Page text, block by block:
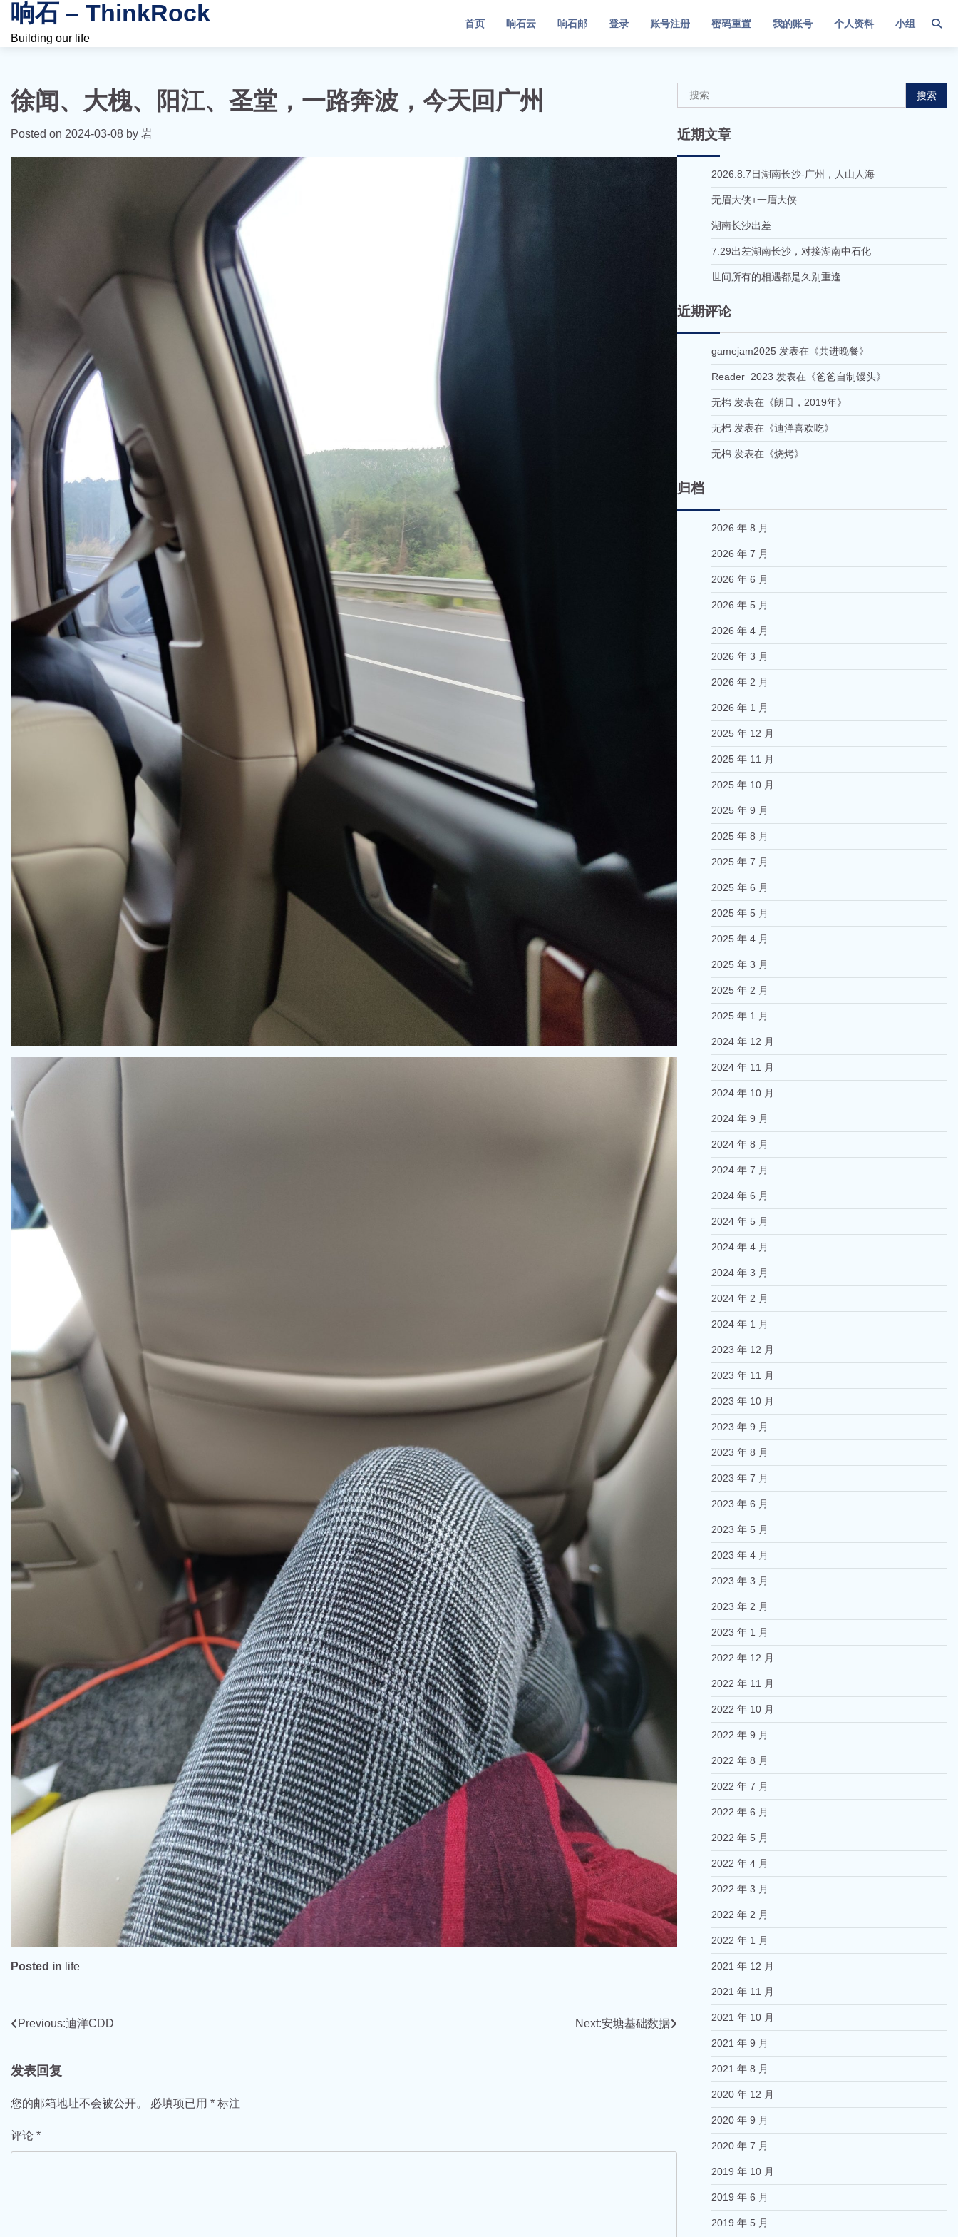
Skip
content
响石 – ThinkRock
Building our life
首页 响石云 响石邮 登录 账号注册 密码重置 我的账号 个人资料 小组
徐闻、大槐、阳江、圣堂，一路奔波，今天回广州
Posted on 2024-03-08 by 岩
Posted in life
文
导
航
Previous:迪洋CDD Next:安塘基础数据
发表回复
您的邮箱地址不会被公开。 必填项已用 * 标注
评论 *
索：
近期文章
2026.8.7日湖南长沙-广州，人山人海
无眉大侠+一眉大侠
湖南长沙出差
7.29出差湖南长沙，对接湖南中石化
世间所有的相遇都是久别重逢
近期评论
gamejam2025发表在《共进晚餐》
Reader_2023 发表在《爸爸自制馒头》
无棉 发表在《朗日，2019年》
无棉 发表在《迪洋喜欢吃》
无棉 发表在《烧烤》
归档
2026 年 8 月
2026 年 7 月
2026 年 6 月
2026 年 5 月
2026 年 4 月
2026 年 3 月
2026 年 2 月
2026 年 1 月
2025 年 12 月
2025 年 11 月
2025 年 10 月
2025 年 9 月
2025 年 8 月
2025 年 7 月
2025 年 6 月
2025 年 5 月
2025 年 4 月
2025 年 3 月
2025 年 2 月
2025 年 1 月
2024 年 12 月
2024 年 11 月
2024 年 10 月
2024 年 9 月
2024 年 8 月
2024 年 7 月
2024 年 6 月
2024 年 5 月
2024 年 4 月
2024 年 3 月
2024 年 2 月
2024 年 1 月
2023 年 12 月
2023 年 11 月
2023 年 10 月
2023 年 9 月
2023 年 8 月
2023 年 7 月
2023 年 6 月
2023 年 5 月
2023 年 4 月
2023 年 3 月
2023 年 2 月
2023 年 1 月
2022 年 12 月
2022 年 11 月
2022 年 10 月
2022 年 9 月
2022 年 8 月
2022 年 7 月
2022 年 6 月
2022 年 5 月
2022 年 4 月
2022 年 3 月
2022 年 2 月
2022 年 1 月
2021 年 12 月
2021 年 11 月
2021 年 10 月
2021 年 9 月
2021 年 8 月
2020 年 12 月
2020 年 9 月
2020 年 7 月
2019 年 10 月
2019 年 6 月
2019 年 5 月